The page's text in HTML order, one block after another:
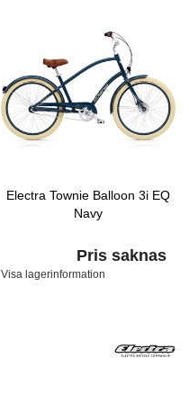
Electra Townie Balloon 3i EQ
Navy
Pris saknas
Visa lagerinformation